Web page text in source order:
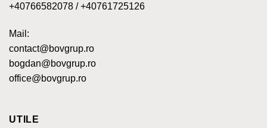
+40766582078 / +40761725126
Mail:
contact@bovgrup.ro
bogdan@bovgrup.ro
office@bovgrup.ro
UTILE